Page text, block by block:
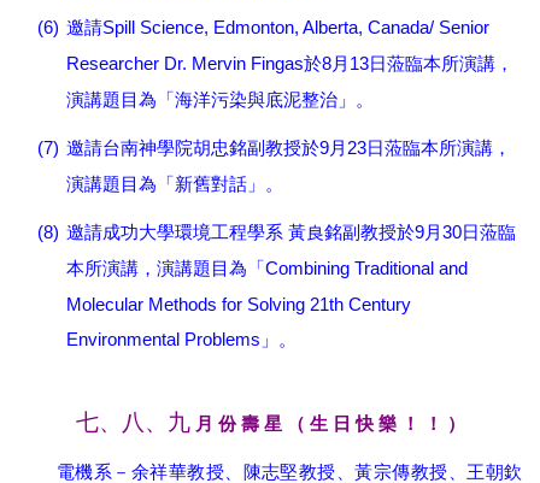
(6) 邀請Spill Science, Edmonton, Alberta, Canada/ Senior
Researcher Dr. Mervin Fingas於8月 13日蒞臨本所演講，
演講題目為「海洋污染與底泥整治」。
(7) 邀請台南神學院胡忠銘副教授於9月 23日蒞臨本所演講，
演講題目為「新舊對話」。
(8) 邀請成功大學環境工程學系 黃良銘副教授於9月 30日蒞臨
本所演講，演講題目為「 Combining Traditional and
Molecular Methods for Solving 21th Century
Environmental Problems 」。
七、八、九 月 份 壽 星 （ 生 日 快 樂 ！ ！ ）
電機系－余祥華教授、陳志堅教授、黃宗傳教授、王朝欽